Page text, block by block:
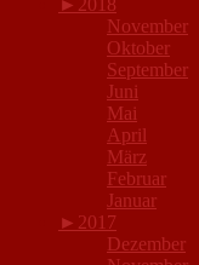
► 2018
November
Oktober
September
Juni
Mai
April
März
Februar
Januar
► 2017
Dezember